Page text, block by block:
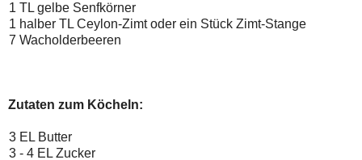
1 TL gelbe Senfkörner
1 halber TL Ceylon-Zimt oder ein Stück Zimt-Stange
7 Wacholderbeeren
Zutaten zum Köcheln:
3 EL Butter
3 - 4 EL Zucker